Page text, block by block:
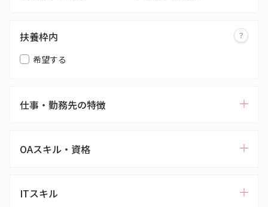
扶養枠内
希望する
仕事・勤務先の特徴
OAスキル・資格
ITスキル